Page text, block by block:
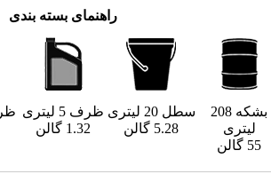
راهنمای بسته بندی
بشکه 208
لیتری
55 گالن
سطل 20 لیتری
5.28 گالن
ظرف 5 لیتری
1.32 گالن
ظرف